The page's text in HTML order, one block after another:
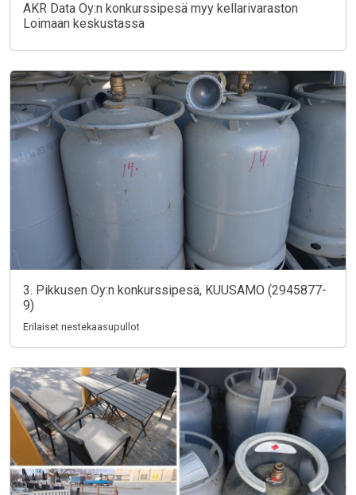
AKR Data Oy:n konkurssipesä myy kellarivaraston
Loimaan keskustassa
3. Pikkusen Oy:n konkurssipesä, KUUSAMO (2945877-
9)
Erilaiset nestekaasupullot